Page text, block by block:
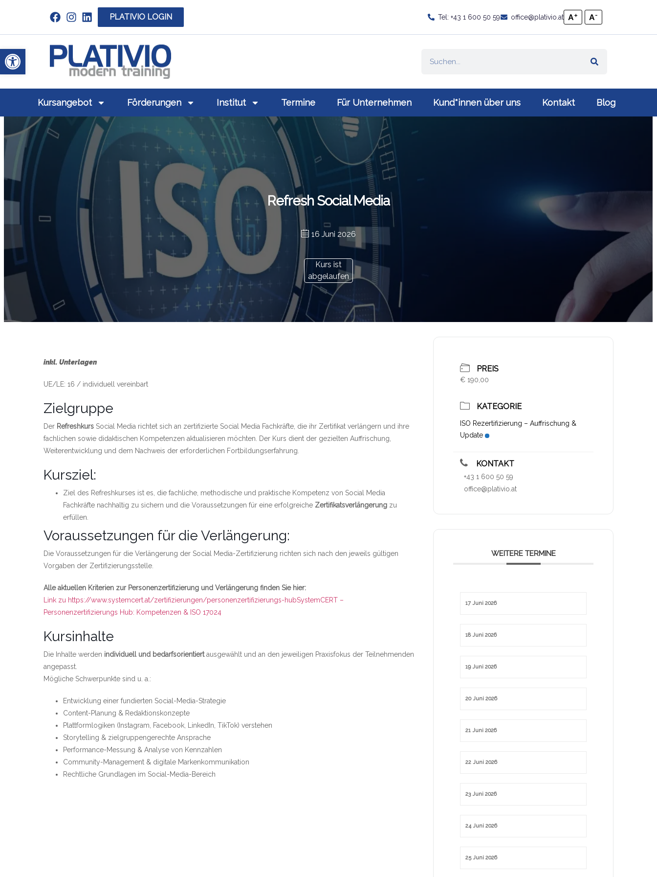
Werkzeugleiste öffnen
Link zu https://www.linkedin.com/company/plativio-modern-training-gmbh/
PLATIVIO LOGIN Tel: +43 1 600 50 59 office@plativio.at A+ A-
Link zu https://www.plativio.at
Kursangebot Förderungen Institut Termine Für Unternehmen Kund*innen über uns Kontakt Blog
Refresh Social Media
16 Juni 2026
Kurs ist
abgelaufen
inkl. Unterlagen
UE/LE: 16 / individuell vereinbart
Zielgruppe
Der Refreshkurs Social Media richtet sich an zertifizierte Social Media Fachkräfte, die ihr Zertifikat verlängern und ihre
fachlichen sowie didaktischen Kompetenzen aktualisieren möchten. Der Kurs dient der gezielten Auffrischung,
Weiterentwicklung und dem Nachweis der erforderlichen Fortbildungserfahrung.
Kursziel:
Ziel des Refreshkurses ist es, die fachliche, methodische und praktische Kompetenz von Social Media
Fachkräfte nachhaltig zu sichern und die Voraussetzungen für eine erfolgreiche Zertifikatsverlängerung zu
erfüllen.
Voraussetzungen für die Verlängerung:
Die Voraussetzungen für die Verlängerung der Social Media-Zertifizierung richten sich nach den jeweils gültigen
Vorgaben der Zertifizierungsstelle.
Alle aktuellen Kriterien zur Personenzertifizierung und Verlängerung finden Sie hier:
Link zu https://www.systemcert.at/zertifizierungen/personenzertifizierungs-hubSystemCERT –
Personenzertifizierungs Hub: Kompetenzen & ISO 17024
Kursinhalte
Die Inhalte werden individuell und bedarfsorientiertausgewählt und an den jeweiligen Praxisfokus der Teilnehmenden
angepasst.
Mögliche Schwerpunkte sind u. a.:
Entwicklung einer fundierten Social-Media-Strategie
Content-Planung & Redaktionskonzepte
Plattformlogiken (Instagram, Facebook, LinkedIn, TikTok) verstehen
Storytelling & zielgruppengerechte Ansprache
Performance-Messung & Analyse von Kennzahlen
Community-Management & digitale Markenkommunikation
Rechtliche Grundlagen im Social-Media-Bereich
PREIS
€ 190,00
KATEGORIE
ISO Rezertifizierung – Auffrischung &
Update
KONTAKT
+43 1 600 50 59
office@plativio.at
WEITERE TERMINE
17 Juni 2026
18 Juni 2026
19 Juni 2026
20 Juni 2026
21 Juni 2026
22 Juni 2026
23 Juni 2026
24 Juni 2026
25 Juni 2026